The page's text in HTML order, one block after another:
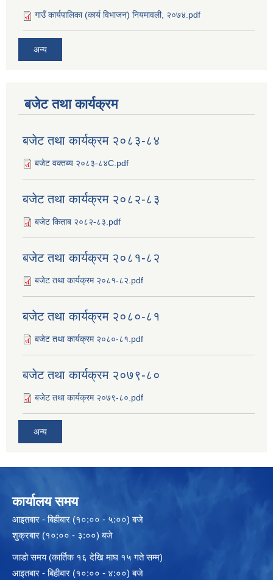
गाउँ कार्यपालिका (कार्य विभाजन) नियमावली, २०७४.pdf
अन्य
बजेट तथा कार्यक्रम
बजेट तथा कार्यक्रम २०८३-८४
बजेट वक्तब्य २०८३-८४C.pdf
बजेट तथा कार्यक्रम २०८२-८३
बजेट किताब २०८२-८३.pdf
बजेट तथा कार्यक्रम २०८१-८२
बजेट तथा कार्यक्रम २०८१-८२.pdf
बजेट तथा कार्यक्रम २०८०-८१
बजेट तथा कार्यक्रम २०८०-८१.pdf
बजेट तथा कार्यक्रम २०७९-८०
बजेट तथा कार्यक्रम २०७९-८०.pdf
अन्य
कार्यालय समय
आइतबार - बिहीबार (१०:०० - ५:००) बजे
शुक्रबार (१०:०० - ३:००) बजे
जाडो समय (कार्तिक १६ देखि माघ १५ गते सम्म)
आइतबार - बिहीबार (१०:०० - ४:००) बजे